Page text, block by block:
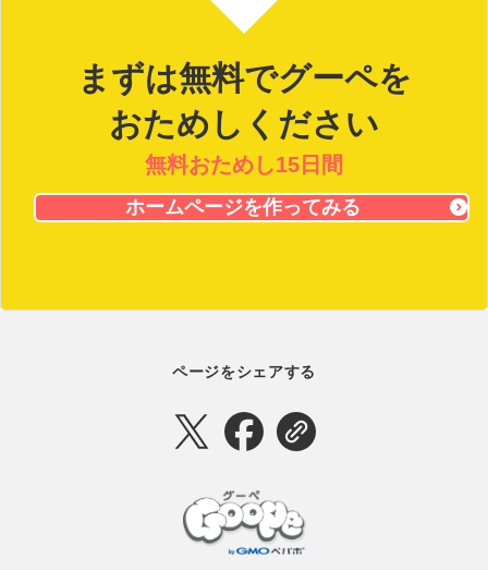
まずは無料でグーペを
おためしください
無料おためし15日間
ホームページを作ってみる
ページをシェアする